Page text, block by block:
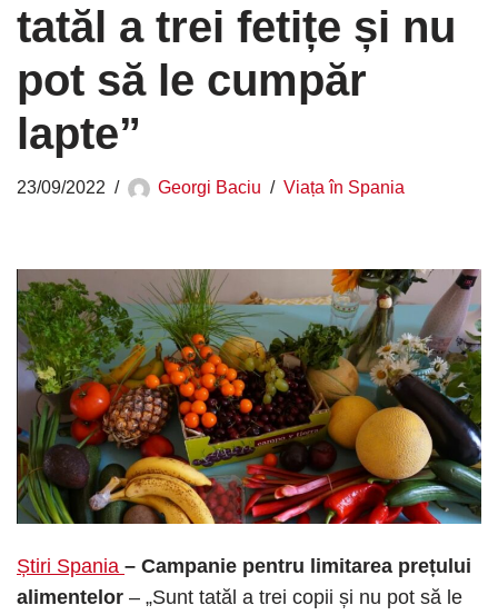
tatăl a trei fetițe și nu
pot să le cumpăr
lapte”
23/09/2022 Georgi Baciu Viața în Spania
Știri Spania – Campanie pentru limitarea prețului
alimentelor – „Sunt tatăl a trei copii și nu pot să le